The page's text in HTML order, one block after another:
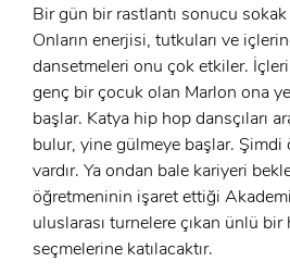
Bir gün bir rastlantı sonucu sokak
Onların enerjisi, tutkuları ve
dansetmeleri onu çok etkiler.
genç bir çocuk olan Marlon ona
başlar. Katya hip hop dansçıları
bulur, yine gülmeye başlar.
vardır. Ya ondan bale kariyeri
öğretmeninin işaret ettiği
uluslarası turnelere çıkan ünlü
seçmelerine katılacaktır.